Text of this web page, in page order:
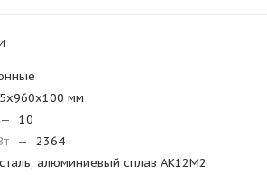
мм
—
10
—
2364
сталь, алюминиевый сплав АК12М2